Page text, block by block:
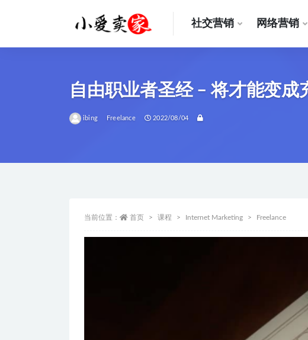
社交营销 网络营销
自由职业者圣经 – 将才能变
ibing Freelance 2022/08/04
当前位置： 首页 课程 Internet Marketing Freelance